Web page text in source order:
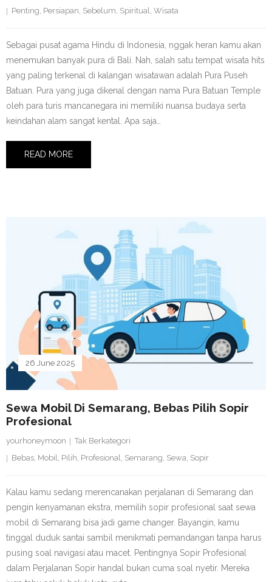
Penting Persiapan Sebelum Spiritual Wisata
Sebagai pusat agama Hindu di Indonesia, nggak heran kamu akan
menemukan banyak pura di Bali. Nah, salah satu tempat wisata hits
yang paling terkenal di kalangan wisatawan adalah Pura Puseh
Batuan. Pura yang juga dikenal dengan nama Pura Batuan Temple
oleh para turis mancanegara ini memiliki nuansa budaya serta
keindahan alam sangat kental. Apa saja…
READ MORE
Sewa Mobil Di Semarang, Bebas Pilih Sopir
Profesional
26 June 2025
yourhoneymoon
Tak Berkategori
Bebas Mobil Pilih Profesional Semarang Sewa Sopir
Kalau kamu sedang merencanakan perjalanan di Semarang dan
pengin kenyamanan ekstra, memilih sopir profesional saat sewa
mobil di Semarang bisa jadi game changer. Bayangin, kamu
tinggal duduk santai sambil menikmati pemandangan tanpa harus
pusing soal navigasi atau macet. Pentingnya Sopir Profesional
dalam Perjalanan Sopir handal bukan cuma soal nyetir. Mereka